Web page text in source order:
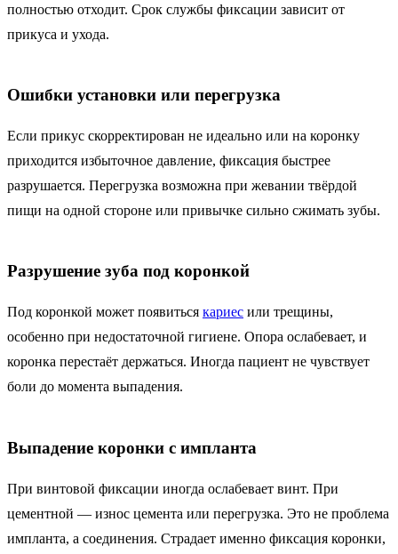
полностью отходит. Срок службы фиксации зависит от
прикуса и ухода.
Ошибки установки или перегрузка
Если прикус скорректирован не идеально или на коронку
приходится избыточное давление, фиксация быстрее
разрушается. Перегрузка возможна при жевании твёрдой
пищи на одной стороне или привычке сильно сжимать зубы.
Разрушение зуба под коронкой
Под коронкой может появиться кариес или трещины,
особенно при недостаточной гигиене. Опора ослабевает, и
коронка перестаёт держаться. Иногда пациент не чувствует
боли до момента выпадения.
Выпадение коронки с импланта
При винтовой фиксации иногда ослабевает винт. При
цементной — износ цемента или перегрузка. Это не проблема
импланта, а соединения. Страдает именно фиксация коронки,